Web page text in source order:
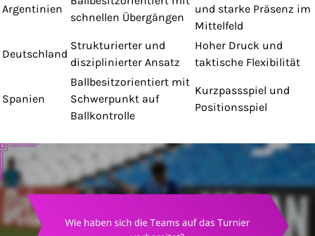
Argentinien
schnellen Übergängen
und starke Präsenz im
Mittelfeld
Deutschland
Strukturierter und
disziplinierter Ansatz
Hoher Druck und
taktische Flexibilität
Spanien
Ballbesitzorientiert mit
Schwerpunkt auf
Ballkontrolle
Kurzpassspiel und
Positionsspiel